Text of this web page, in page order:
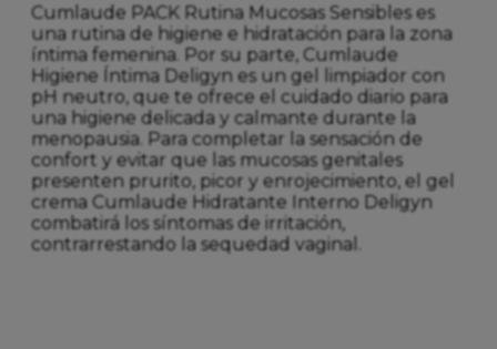
Cumlaude PACK Rutina Mucosas Sensibles es
una rutina de higiene e hidratación para la zona
íntima femenina. Por su parte, Cumlaude
Higiene Íntima Deligyn es un gel limpiador con
pH neutro, que te ofrece el cuidado diario para
una higiene delicada y calmante durante la
menopausia. Para completar la sensación de
confort y evitar que las mucosas genitales
presenten prurito, picor y enrojecimiento, el gel
crema Cumlaude Hidratante Interno Deligyn
combatirá los síntomas de irritación,
contrarrestando la sequedad vaginal.